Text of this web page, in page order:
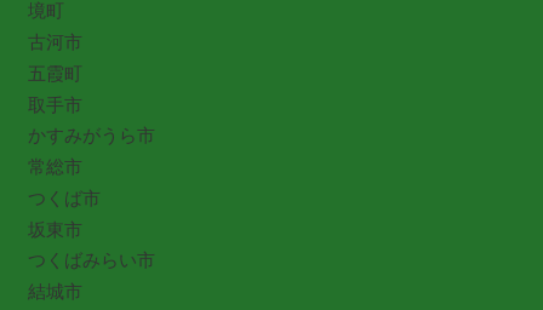
境町
古河市
五霞町
取手市
かすみがうら市
常総市
つくば市
坂東市
つくばみらい市
結城市